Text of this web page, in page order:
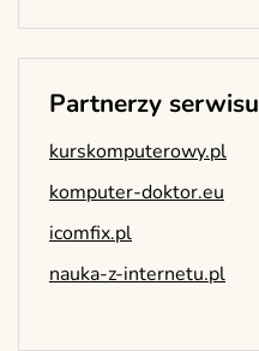
Partnerzy serwisu
kurskomputerowy.pl
komputer-doktor.eu
icomfix.pl
nauka-z-internetu.pl